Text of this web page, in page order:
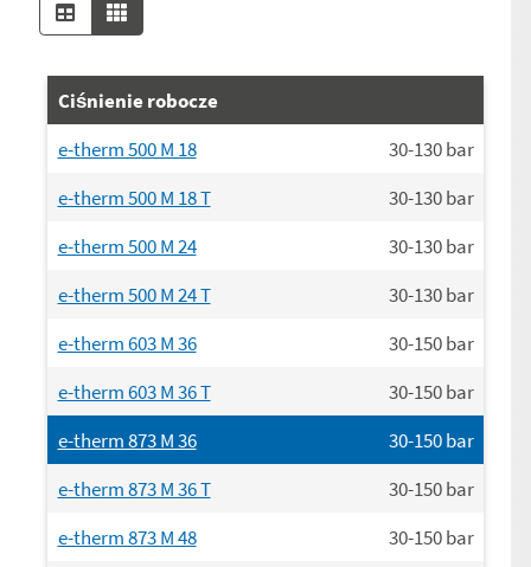
Ciśnienie robocze
e-therm 500 M 18
30-130bar
e-therm 500 M 18 T
30-130bar
e-therm 500 M 24
30-130bar
e-therm 500 M 24 T
30-130bar
e-therm 603 M 36
30-150bar
e-therm 603 M 36 T
30-150bar
e-therm 873 M 36
30-150bar
e-therm 873 M 36 T
30-150bar
e-therm 873 M 48
30-150bar